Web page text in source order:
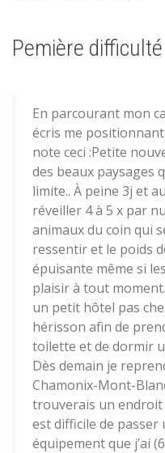
Pemière
En parcourant mon
écris me
note ceci :Petite
des beaux paysages
limite.. À peine 3j et
réveiller 4 à 5 x par
animaux du coin qui
ressentir et le poids
épuisante même si
plaisir à tout
un petit hôtel pas
hérisson afin de
toilette et de dormir
Dès demain je
Chamonix-Mont-
trouverais un
est difficile de
équipement que j’ai